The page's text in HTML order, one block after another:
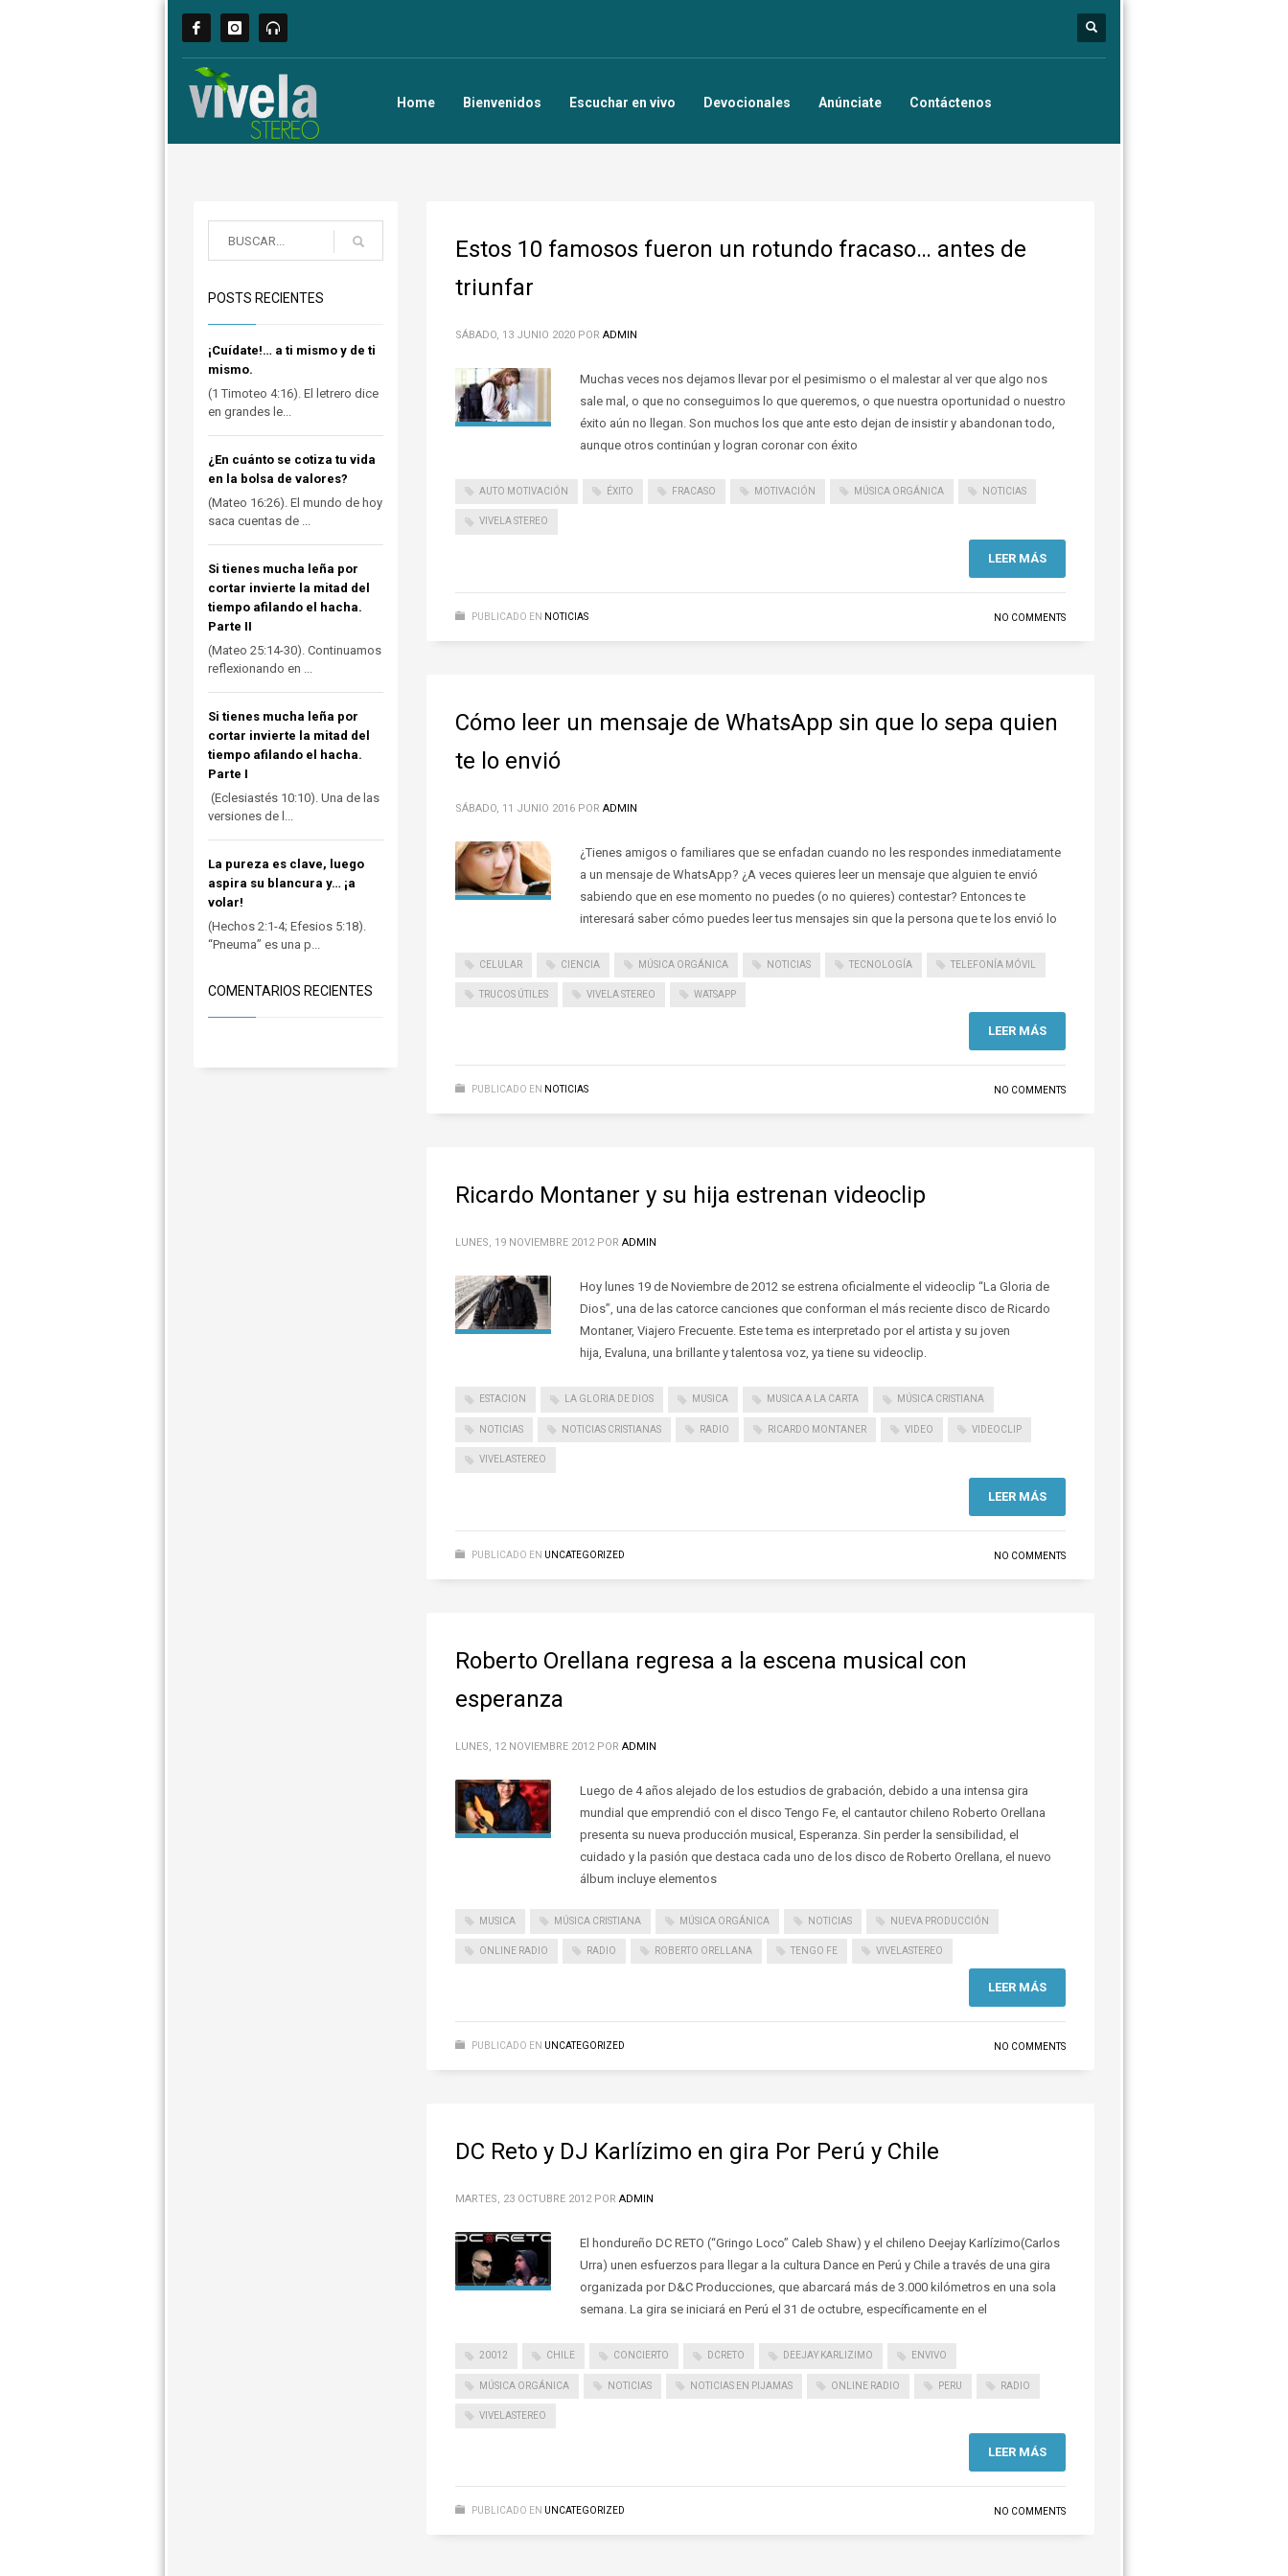
Home Bienvenidos Escuchar en vivo Devocionales Anúnciate Contáctenos
Estos 10 famosos fueron un rotundo fracaso… antes de
triunfar
SÁBADO, 13 JUNIO 2020 POR ADMIN
Muchas veces nos dejamos llevar por el pesimismo o el malestar al ver que algo nos
sale mal, o que no conseguimos lo que queremos, o que nuestra oportunidad o nuestro
éxito aún no llegan. Son muchos los que ante esto dejan de insistir y abandonan todo,
aunque otros continúan y logran coronar con éxito
AUTO MOTIVACIÓN ÉXITO FRACASO MOTIVACIÓN MÚSICA ORGÁNICA NOTICIAS
VIVELA STEREO
LEER MÁS
PUBLICADO EN NOTICIAS NO COMMENTS
Cómo leer un mensaje de WhatsApp sin que lo sepa quien
te lo envió
SÁBADO, 11 JUNIO 2016 POR ADMIN
¿Tienes amigos o familiares que se enfadan cuando no les respondes inmediatamente
a un mensaje de WhatsApp? ¿A veces quieres leer un mensaje que alguien te envió
sabiendo que en ese momento no puedes (o no quieres) contestar? Entonces te
interesará saber cómo puedes leer tus mensajes sin que la persona que te los envió lo
CELULAR CIENCIA MÚSICA ORGÁNICA NOTICIAS TECNOLOGÍA TELEFONÍA MÓVIL
TRUCOS ÚTILES VIVELA STEREO WATSAPP
LEER MÁS
PUBLICADO EN NOTICIAS NO COMMENTS
Ricardo Montaner y su hija estrenan videoclip
LUNES, 19 NOVIEMBRE 2012 POR ADMIN
Hoy lunes 19 de Noviembre de 2012 se estrena oficialmente el videoclip “La Gloria de
Dios”, una de las catorce canciones que conforman el más reciente disco de Ricardo
Montaner, Viajero Frecuente. Este tema es interpretado por el artista y su joven
hija, Evaluna, una brillante y talentosa voz, ya tiene su videoclip.
ESTACION LA GLORIA DE DIOS MUSICA MUSICA A LA CARTA MÚSICA CRISTIANA
NOTICIAS NOTICIAS CRISTIANAS RADIO RICARDO MONTANER VIDEO VIDEOCLIP
VIVELASTEREO
LEER MÁS
PUBLICADO EN UNCATEGORIZED NO COMMENTS
Roberto Orellana regresa a la escena musical con
esperanza
LUNES, 12 NOVIEMBRE 2012 POR ADMIN
Luego de 4 años alejado de los estudios de grabación, debido a una intensa gira
mundial que emprendió con el disco Tengo Fe, el cantautor chileno Roberto Orellana
presenta su nueva producción musical, Esperanza. Sin perder la sensibilidad, el
cuidado y la pasión que destaca cada uno de los disco de Roberto Orellana, el nuevo
álbum incluye elementos
MUSICA MÚSICA CRISTIANA MÚSICA ORGÁNICA NOTICIAS NUEVA PRODUCCIÓN
ONLINE RADIO RADIO ROBERTO ORELLANA TENGO FE VIVELASTEREO
LEER MÁS
PUBLICADO EN UNCATEGORIZED NO COMMENTS
DC Reto y DJ Karlízimo en gira Por Perú y Chile
MARTES, 23 OCTUBRE 2012 POR ADMIN
El hondureño DC RETO (“Gringo Loco” Caleb Shaw) y el chileno Deejay Karlízimo(Carlos
Urra) unen esfuerzos para llegar a la cultura Dance en Perú y Chile a través de una gira
organizada por D&C Producciones, que abarcará más de 3.000 kilómetros en una sola
semana. La gira se iniciará en Perú el 31 de octubre, específicamente en el
20012 CHILE CONCIERTO DCRETO DEEJAY KARLIZIMO ENVIVO
MÚSICA ORGÁNICA NOTICIAS NOTICIAS EN PIJAMAS ONLINE RADIO PERU RADIO
VIVELASTEREO
LEER MÁS
PUBLICADO EN UNCATEGORIZED NO COMMENTS
POSTS RECIENTES
¡Cuídate!… a ti mismo y de ti
mismo.
(1 Timoteo 4:16). El letrero dice
en grandes le...
¿En cuánto se cotiza tu vida
en la bolsa de valores?
(Mateo 16:26). El mundo de hoy
saca cuentas de ...
Si tienes mucha leña por
cortar invierte la mitad del
tiempo afilando el hacha.
Parte II
(Mateo 25:14-30). Continuamos
reflexionando en ...
Si tienes mucha leña por
cortar invierte la mitad del
tiempo afilando el hacha.
Parte I
(Eclesiastés 10:10). Una de las
versiones de l...
La pureza es clave, luego
aspira su blancura y… ¡a
volar!
(Hechos 2:1-4; Efesios 5:18).
“Pneuma” es una p...
COMENTARIOS RECIENTES